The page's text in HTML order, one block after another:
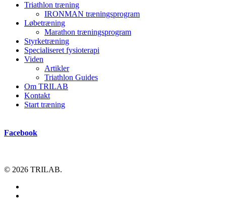
Triathlon træning
IRONMAN træningsprogram
Løbetræning
Marathon træningsprogram
Styrketræning
Specialiseret fysioterapi
Viden
Artikler
Triathlon Guides
Om TRILAB
Kontakt
Start træning
Facebook
© 2026 TRILAB.